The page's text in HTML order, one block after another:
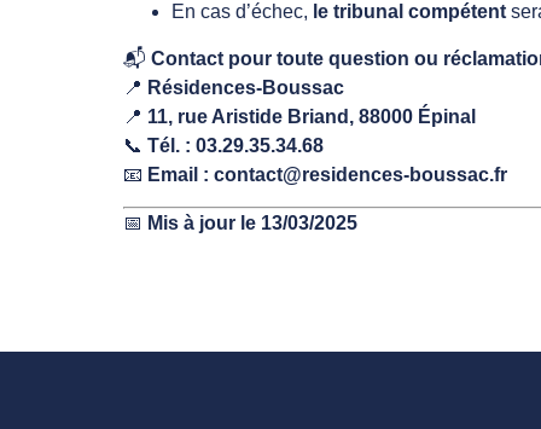
En cas d’échec, le tribunal compétent
📬 Contact pour toute question ou
📍 Résidences-Boussac
📍 11, rue Aristide Briand, 88000 Épinal
📞 Tél. : 03.29.35.34.68
📧 Email : contact@residences-boussac.fr
📅 Mis à jour le 13/03/2025